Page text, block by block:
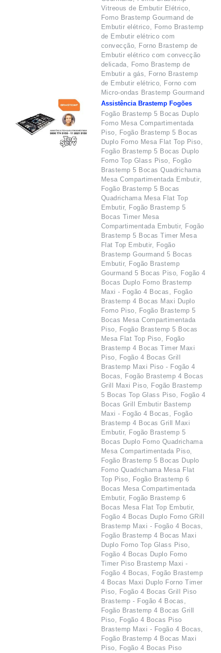
Vitreous de Embutir Elétrico,
Forno Brastemp Gourmand de
Embutir elétrico, Forno Brastemp
de Embutir elétrico com
convecção, Forno Brastemp de
Embutir elétrico com convecção
delicada, Forno Brastemp de
Embutir a gás, Forno Brastemp
de Embutir elétrico, Forno com
Micro-ondas Brastemp Gourmand
Assistência Brastemp Fogões
Fogão Brastemp 5 Bocas Duplo
Forno Mesa Compartimentada
Piso, Fogão Brastemp 5 Bocas
Duplo Forno Mesa Flat Top Piso,
Fogão Brastemp 5 Bocas Duplo
Forno Top Glass Piso, Fogão
Brastemp 5 Bocas Quadrichama
Mesa Compartimentada Embutir,
Fogão Brastemp 5 Bocas
Quadrichama Mesa Flat Top
Embutir, Fogão Brastemp 5
Bocas Timer Mesa
Compartimentada Embutir, Fogão
Brastemp 5 Bocas Timer Mesa
Flat Top Embutir, Fogão
Brastemp Gourmand 5 Bocas
Embutir, Fogão Brastemp
Gourmand 5 Bocas Piso, Fogão 4
Bocas Duplo Forno Brastemp
Maxi - Fogão 4 Bocas, Fogão
Brastemp 4 Bocas Maxi Duplo
Forno Piso, Fogão Brastemp 5
Bocas Mesa Compartimentada
Piso, Fogão Brastemp 5 Bocas
Mesa Flat Top Piso, Fogão
Brastemp 4 Bocas Timer Maxi
Piso, Fogão 4 Bocas Grill
Brastemp Maxi Piso - Fogão 4
Bocas, Fogão Brastemp 4 Bocas
Grill Maxi Piso, Fogão Brastemp
5 Bocas Top Glass Piso, Fogão 4
Bocas Grill Embutir Bastemp
Maxi - Fogão 4 Bocas, Fogão
Brastemp 4 Bocas Grill Maxi
Embutir, Fogão Brastemp 5
Bocas Duplo Forno Quadrichama
Mesa Compartimentada Piso,
Fogão Brastemp 5 Bocas Duplo
Forno Quadrichama Mesa Flat
Top Piso, Fogão Brastemp 6
Bocas Mesa Compartimentada
Embutir, Fogão Brastemp 6
Bocas Mesa Flat Top Embutir,
Fogão 4 Bocas Duplo Forno GRill
Brastemp Maxi - Fogão 4 Bocas,
Fogão Brastemp 4 Bocas Maxi
Duplo Forno Top Glass Piso,
Fogão 4 Bocas Duplo Forno
Timer Piso Brastemp Maxi -
Fogão 4 Bocas, Fogão Brastemp
4 Bocas Maxi Duplo Forno Timer
Piso, Fogão 4 Bocas Grill Piso
Brastemp - Fogão 4 Bocas,
Fogão Brastemp 4 Bocas Grill
Piso, Fogão 4 Bocas Piso
Brastemp Maxi - Fogão 4 Bocas,
Fogão Brastemp 4 Bocas Maxi
Piso, Fogão 4 Bocas Piso